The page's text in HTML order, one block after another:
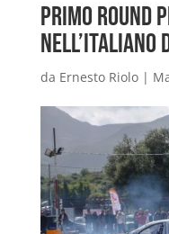
Primo Round
nell’Italiano
da Ernesto Riolo|